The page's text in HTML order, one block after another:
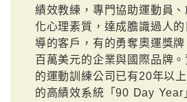
績效教練，專門協助運動員
化心理素質，達成膽識過人
導的客戶，有的勇奪奧運獎
百萬美元的企業與國際品牌
的運動訓練公司已有20年以
的高績效系統「90 Day Year